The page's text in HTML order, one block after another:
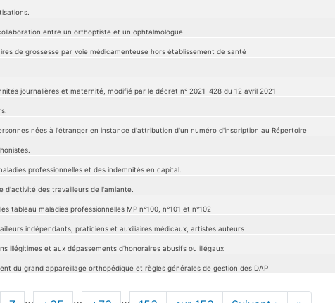
entre un orthoptiste et un ophtalmologue
de grossesse par voie médicamenteuse hors établissement de santé
journalières et maternité, modifié par le décret n° 2021-428 du 12 avril 2021
nées à l'étranger en instance d'attribution d'un numéro d'inscription au Répertoire
professionnelles et des indemnités en capital.
d'activité des travailleurs de l'amiante.
maladies professionnelles MP n°100, n°101 et n°102
indépendants, praticiens et auxiliaires médicaux, artistes auteurs
illégitimes et aux dépassements d’honoraires abusifs ou illégaux
du grand appareillage orthopédique et règles générales de gestion des DAP
… … …